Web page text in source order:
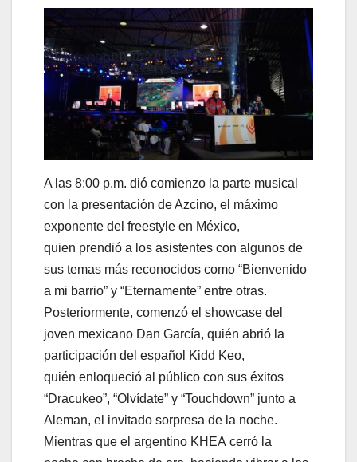
A las 8:00 p.m. dió comienzo la parte musical
con la presentación de Azcino, el máximo
exponente del freestyle en México,
quien prendió a los asistentes con algunos de
sus temas más reconocidos como “Bienvenido
a mi barrio” y “Eternamente” entre otras.
Posteriormente, comenzó el showcase del
joven mexicano Dan García, quién abrió la
participación del español Kidd Keo,
quién enloqueció al público con sus éxitos
“Dracukeo”, “Olvídate” y “Touchdown” junto a
Aleman, el invitado sorpresa de la noche.
Mientras que el argentino KHEA cerró la